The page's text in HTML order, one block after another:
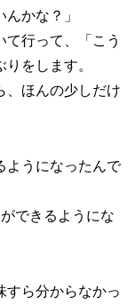
かな？」
行って、「こう
をします。
、ほんの少しだけ
ようになったんで
できるようにな
すら分からなかっ